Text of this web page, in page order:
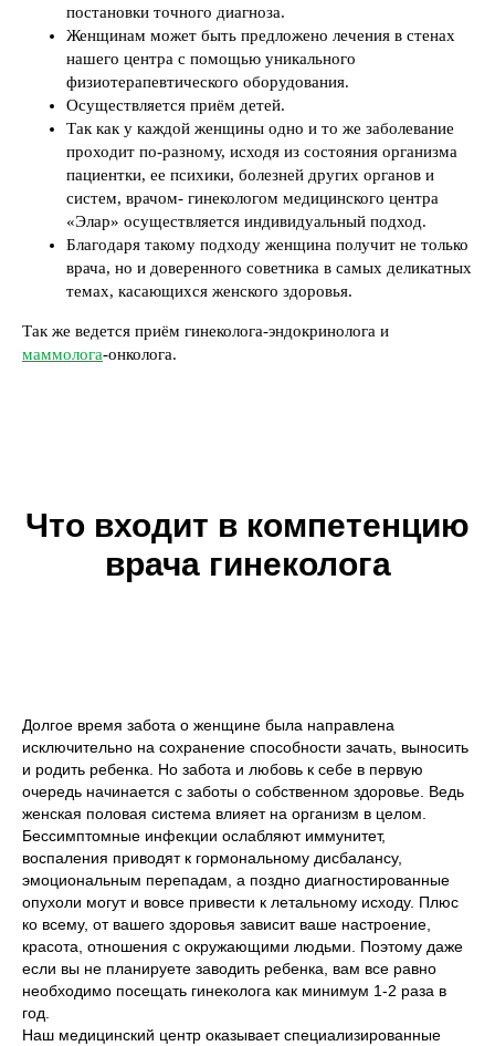
постановки точного диагноза.
Женщинам может быть предложено лечения в стенах
нашего центра с помощью уникального
физиотерапевтического оборудования.
Осуществляется приём детей.
Так как у каждой женщины одно и то же заболевание
проходит по-разному, исходя из состояния организма
пациентки, ее психики, болезней других органов и
систем, врачом- гинекологом медицинского центра
«Элар» осуществляется индивидуальный подход.
Благодаря такому подходу женщина получит не только
врача, но и доверенного советника в самых деликатных
темах, касающихся женского здоровья.
Так же ведется приём гинеколога-эндокринолога и
маммолога-онколога.
Что входит в компетенцию
врача гинеколога
Долгое время забота о женщине была направлена
исключительно на сохранение способности зачать, выносить
и родить ребенка. Но забота и любовь к себе в первую
очередь начинается с заботы о собственном здоровье. Ведь
женская половая система влияет на организм в целом.
Бессимптомные инфекции ослабляют иммунитет,
воспаления приводят к гормональному дисбалансу,
эмоциональным перепадам, а поздно диагностированные
опухоли могут и вовсе привести к летальному исходу. Плюс
ко всему, от вашего здоровья зависит ваше настроение,
красота, отношения с окружающими людьми. Поэтому даже
если вы не планируете заводить ребенка, вам все равно
необходимо посещать гинеколога как минимум 1-2 раза в
год.
Наш медицинский центр оказывает специализированные